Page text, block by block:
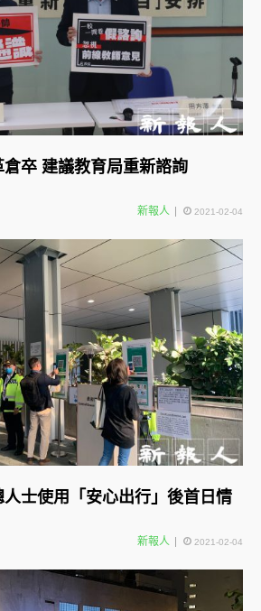
卒 建議教育局重新諮詢
新報人 2021-02-04
士使用「安心出行」後首日情
新報人 2021-02-04